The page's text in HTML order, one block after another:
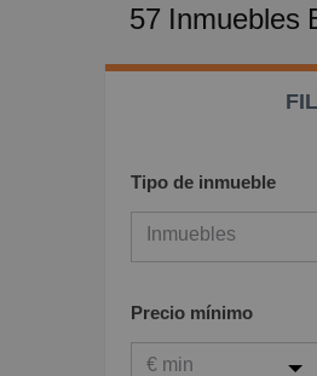
57 Inmuebles
Tipo de inmueble
Inmuebles
Garaje
Precio mínimo
€ min